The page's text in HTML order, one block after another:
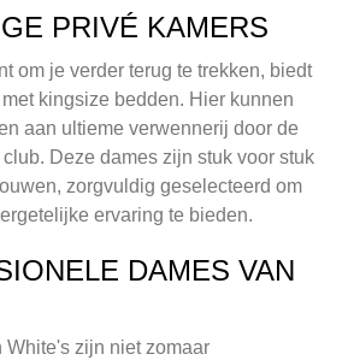
PRIVÉ KAMERS
om je verder terug te trekken, biedt
kingsize bedden. Hier kunnen
aan ultieme verwennerij door de
Deze dames zijn stuk voor stuk
zorgvuldig geselecteerd om
ervaring te bieden.
DAMES VAN
White's zijn niet zomaar